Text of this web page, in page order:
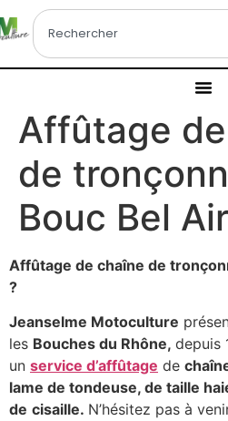
Affûtage
de
Bouc Bel Air
Affûtage de chaîne de
?
Jeanselme Motoculture
les Bouches du Rhône, depuis
un service d’affûtage de
lame de tondeuse, de taille
de cisaille. N’hésitez pas à